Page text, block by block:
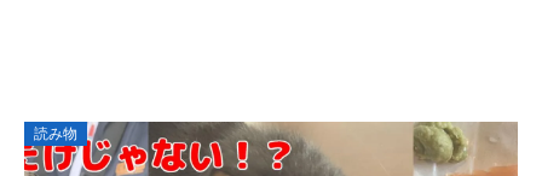
読み物